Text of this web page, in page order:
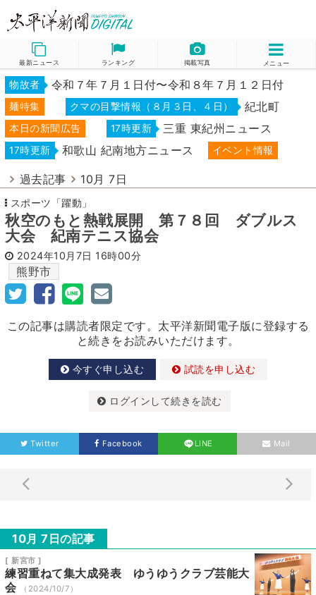
最新ニュース ランキング 掲載写真 メニュー
物故者 令和７年７月１日付〜令和８年７月１２日付
麺特集 クマの目撃情報（８月３日、４日） 紀北町
本日の新聞広告 17時更新 三重 東紀州ニュース
17時更新 和歌山 紀南地方ニュース イベント情報
過去記事 10月 7日
スポーツ「躍動」
秋空のもと熱戦展開 第７８回 ダブルス
大会 紀南テニス協会
2024年10月7日 16時00分
熊野市
この記事は購読者限定です。太平洋新聞電子版に登録する
と続きをお読みいただけます。
今すぐ申し込む 試読を申し込む
ログインして続きを読む
Twitter Facebook LINE Mail
10月 7日の記事
[ 新宮市 ]
練習重ねて集大成発表 ゆうゆうクラブ芸能大
会
（2024/10/7）